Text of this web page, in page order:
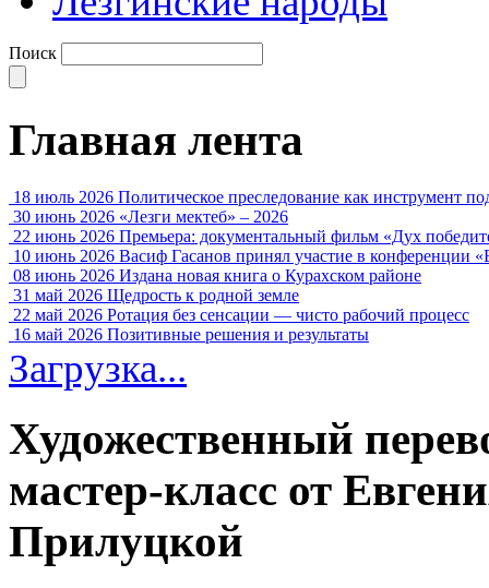
Поиск
Главная лента
18 июль 2026 Политическое преследование как инструмент
30 июнь 2026 «Лезги мектеб» – 2026
22 июнь 2026 Премьера: документальный фильм «Дух
10 июнь 2026 Васиф Гасанов принял участие в конференции
08 июнь 2026 Издана новая книга о Курахском районе
31 май 2026 Щедрость к родной земле
22 май 2026 Ротация без сенсации — чисто рабочий процесс
16 май 2026 Позитивные решения и результаты
Загрузка...
Художественный
мастер-класс от
Прилуцкой